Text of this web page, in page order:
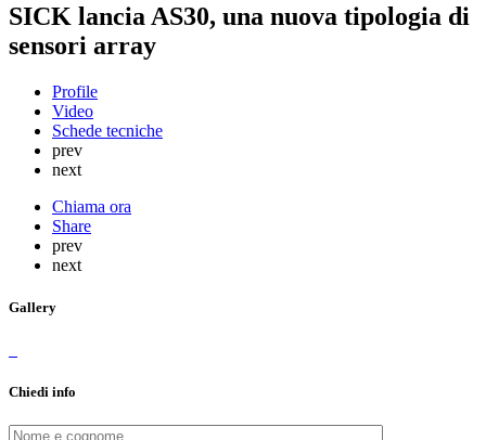
SICK lancia AS30, una nuova tipologia di
sensori array
Profile
Video
Schede tecniche
prev
next
Chiama ora
Share
prev
next
Gallery
Chiedi info